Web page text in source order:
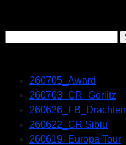
nach:
260705_Award
260703_CR_Görlitz
260626_FB_Drachten
260622_CR Sibiu
260619_Europa Tour